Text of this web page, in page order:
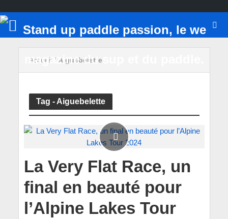
Accueil/ Aiguebelette
Tag - Aiguebelette
La Very Flat Race, un
final en beauté pour
l’Alpine Lakes Tour